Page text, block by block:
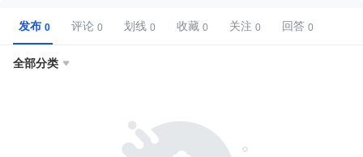
发布 评论 划线 收藏 关注 回答
全部分类 